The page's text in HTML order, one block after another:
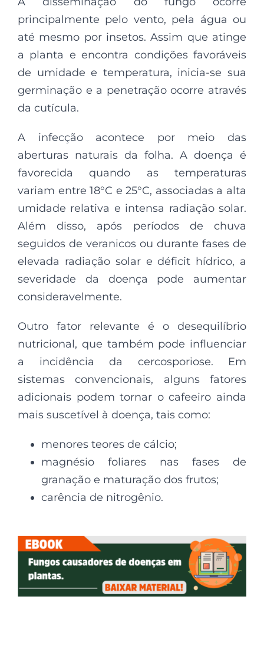
principalmente pelo vento, pela água ou
até mesmo por insetos. Assim que atinge
a planta e encontra condições favoráveis
de umidade e temperatura, inicia-se sua
germinação e a penetração ocorre através
da cutícula.
A infecção acontece por meio das
aberturas naturais da folha. A doença é
favorecida quando as temperaturas
variam entre 18°C e 25°C, associadas a alta
umidade relativa e intensa radiação solar.
Além disso, após períodos de chuva
seguidos de veranicos ou durante fases de
elevada radiação solar e déficit hídrico, a
severidade da doença pode aumentar
consideravelmente.
Outro fator relevante é o desequilíbrio
nutricional, que também pode influenciar
a incidência da cercosporiose. Em
sistemas convencionais, alguns fatores
adicionais podem tornar o cafeeiro ainda
mais suscetível à doença, tais como:
menores teores de cálcio;
magnésio foliares nas fases de
granação e maturação dos frutos;
carência de nitrogênio.